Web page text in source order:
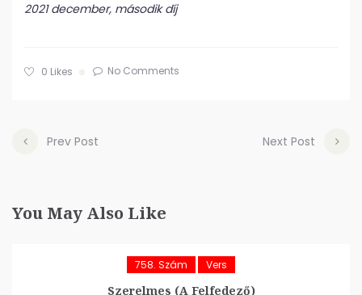
2021 december, második díj
0 Likes No Comments
Prev Post Next Post
You May Also Like
758. Szám Vers
Szerelmes (A Felfedező)